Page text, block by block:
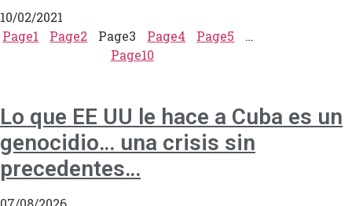
10/02/2021
Page1 Page2 Page3 Page4 Page5
…
Page10
Lo que EE UU le hace a Cuba es un
genocidio… una crisis sin
precedentes…